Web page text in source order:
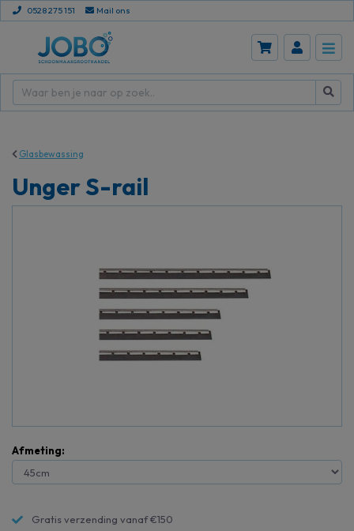
0528 275 151 Mail ons
Glasbewassing
Unger S-rail
Gratis verzending vanaf €150
Afmeting: